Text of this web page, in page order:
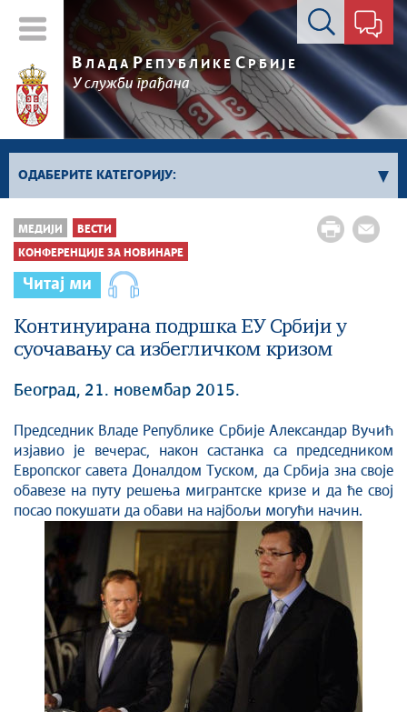
Контакт форма
В ЛАДА РЕПУБЛИКЕ СРБИЈЕ
У служби грађана
ОДАБЕРИТЕ КАТЕГОРИЈУ:
Влада Србије
Активности премијера
Активности потпредседника
Активности Владе
Косово и Метохија
Политика
Стоп корупцији
Култура и вера
Спорт
Конференције за новинаре
Интервјуи
Линкови
Издвојене теме
COVID-19 - архива
МЕДИЈИ ВЕСТИ
КОНФЕРЕНЦИЈЕ ЗА НОВИНАРЕ
Читај ми
Континуирана подршка ЕУ Србији у
суочавању са избегличком кризом
Београд, 21. новембар 2015.
Председник Владе Републике Србије Александар Вучић
изјавио је вечерас, након састанка са председником
Европског савета Доналдом Туском, да Србија зна своје
обавезе на путу решења мигрантске кризе и да ће свој
посао покушати да обави на најбољи могући начин.